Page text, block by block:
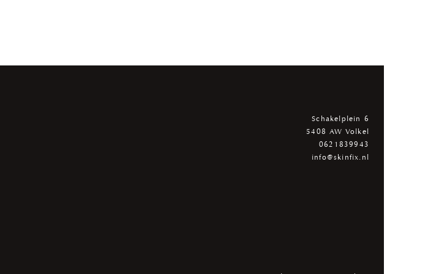
Schakelplein 6
5408 AW Volkel
0621839943
info@skinfix.nl